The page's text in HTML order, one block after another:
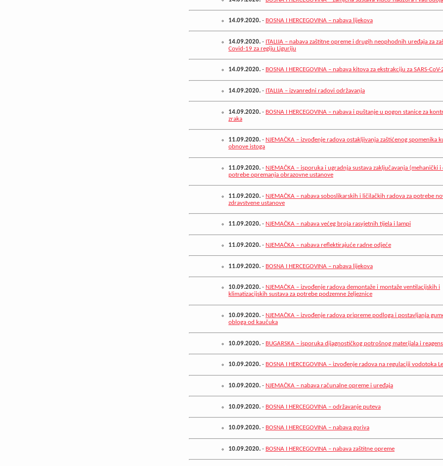
14.09.2020. - BOSNA I HERCEGOVINA – nabava lijekova
14.09.2020. - ITALIJA – nabava zaštitne opreme i drugih neophodnih uređaja za
Covid-19 za regiju Liguriju
14.09.2020. - BOSNA I HERCEGOVINA – nabava kitova za ekstrakciju za SARS-CoV-
14.09.2020. - ITALIJA – izvanredni radovi održavanja
14.09.2020. - BOSNA I HERCEGOVINA – nabava i puštanje u pogon stanice za
zraka
11.09.2020. - NJEMAČKA – izvođenje radova ostakljivanja zaštićenog spomenika
obnove istoga
11.09.2020. - NJEMAČKA – isporuka i ugradnja sustava zaključavanja (mehanički
potrebe opremanja obrazovne ustanove
11.09.2020. - NJEMAČKA – nabava soboslikarskih i ličilačkih radova za potrebe
zdravstvene ustanove
11.09.2020. - NJEMAČKA – nabava većeg broja rasvjetnih tijela i lampi
11.09.2020. - NJEMAČKA – nabava reflektirajuće radne odjeće
11.09.2020. - BOSNA I HERCEGOVINA – nabava lijekova
10.09.2020. - NJEMAČKA – izvođenje radova demontaže i montaže ventilacijskih i
klimatizacijskih sustava za potrebe podzemne željeznice
10.09.2020. - NJEMAČKA – izvođenje radova pripreme podloga i postavljanja
obloga od kaučuka
10.09.2020. - BUGARSKA – isporuka dijagnostičkog potrošnog materijala i
10.09.2020. - BOSNA I HERCEGOVINA – izvođenje radova na regulaciji vodotoka
10.09.2020. - NJEMAČKA – nabava računalne opreme i uređaja
10.09.2020. - BOSNA I HERCEGOVINA – održavanje puteva
10.09.2020. - BOSNA I HERCEGOVINA – nabava goriva
10.09.2020. - BOSNA I HERCEGOVINA – nabava zaštitne opreme